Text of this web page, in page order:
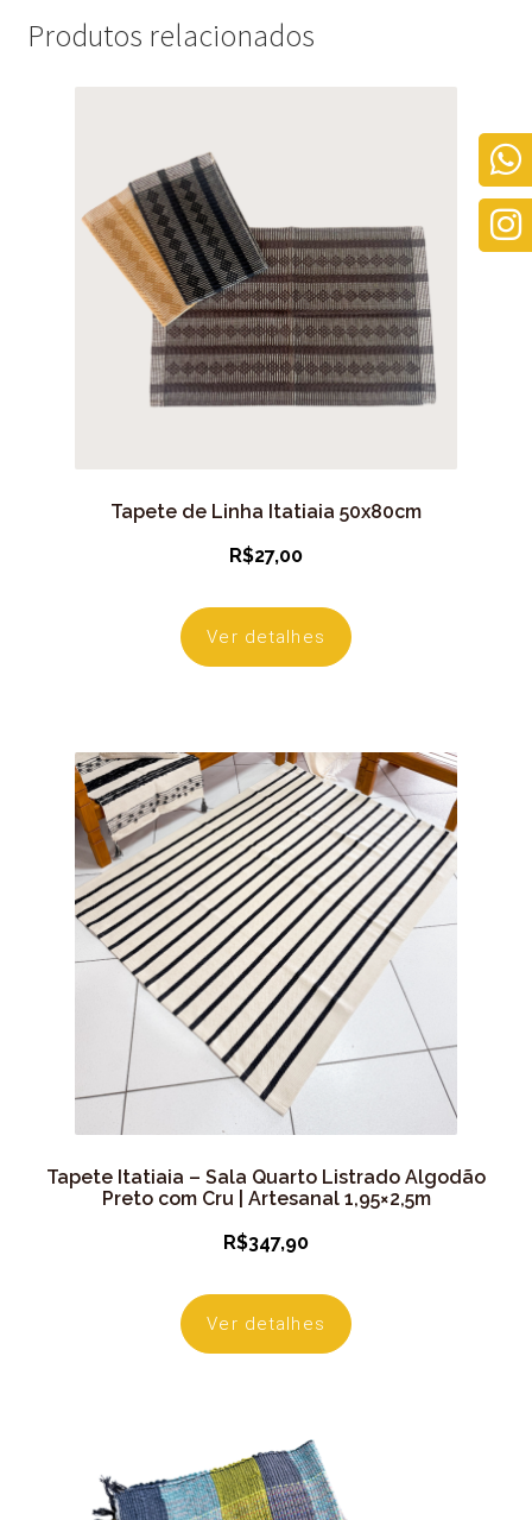
Produtos relacionados
Tapete de Linha Itatiaia 50x80cm
R$27,00
Ver detalhes
Tapete Itatiaia – Sala Quarto Listrado Algodão
Preto com Cru | Artesanal 1,95×2,5m
R$347,90
Ver detalhes